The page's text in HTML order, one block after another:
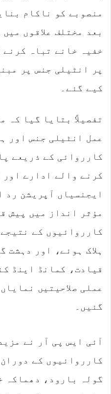
منصوبے کو ناکام
بعد مختلف علاقوں
خفیہ خانے تباہ
پر انٹیلی جنس پر
کیے گئے۔
تفصیلاً بتایا گیا کہ
عمل انٹیلی جنس اور
کارروائی کے ذریعے
کرنے والے ادارے
مؤثر انداز میں پیش
ہلاک ہوئے، اور دہشت
قیادت، کمانڈ اینڈ
عملی صلاحیتیں
گئیں۔
آئی ایس پی آر نے
کارروائیوں کے
گولہ بارود، دھماکہ